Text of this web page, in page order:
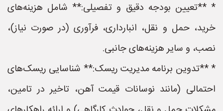
* **تعیین بودجه دقیق و تفصیلی:** شامل هزینه‌های
خرید، حمل و نقل، انبارداری، فرآوری (در صورت نیاز)،
نصب، و سایر هزینه‌های جانبی.
* **تدوین برنامه مدیریت ریسک:** شناسایی ریسک‌های
احتمالی (مانند نوسانات قیمت آهن، تاخیر در تامین،